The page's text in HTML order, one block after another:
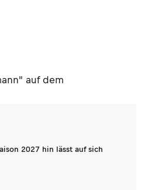
auf dem
2027 hin lässt auf sich